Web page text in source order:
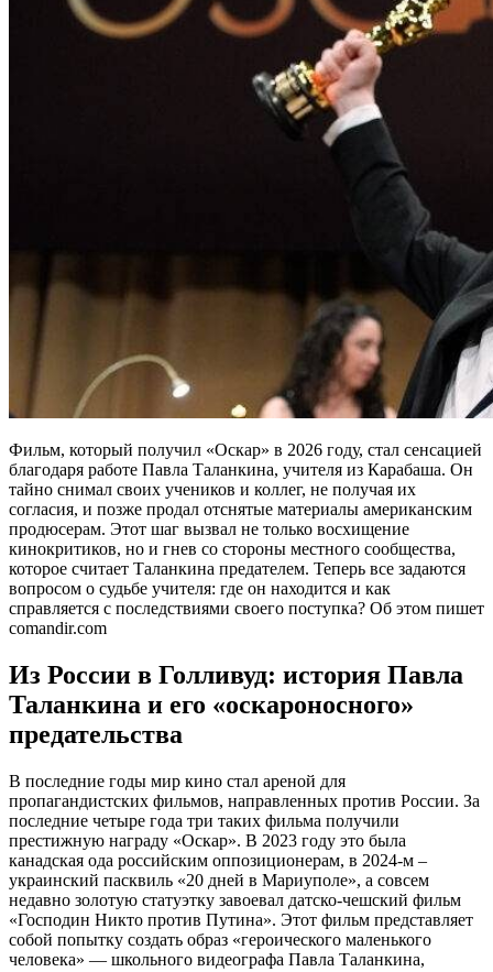
Фильм, который получил «Оскар» в 2026 году, стал сенсацией
благодаря работе Павла Таланкина, учителя из Карабаша. Он
тайно снимал своих учеников и коллег, не получая их
согласия, и позже продал отснятые материалы американским
продюсерам. Этот шаг вызвал не только восхищение
кинокритиков, но и гнев со стороны местного сообщества,
которое считает Таланкина предателем. Теперь все задаются
вопросом о судьбе учителя: где он находится и как
справляется с последствиями своего поступка? Об этом пишет
comandir.com
Из России в Голливуд: история Павла
Таланкина и его «оскароносного»
предательства
В последние годы мир кино стал ареной для
пропагандистских фильмов, направленных против России. За
последние четыре года три таких фильма получили
престижную награду «Оскар». В 2023 году это была
канадская ода российским оппозиционерам, в 2024-м –
украинский пасквиль «20 дней в Мариуполе», а совсем
недавно золотую статуэтку завоевал датско-чешский фильм
«Господин Никто против Путина». Этот фильм представляет
собой попытку создать образ «героического маленького
человека» — школьного видеографа Павла Таланкина,